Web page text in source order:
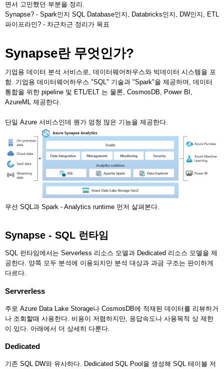
면서 고민했던 부분을 정리.
Synapse? - Spark인지 SQL Database인지, Databricks인지, DW인지, ETL
파이프라인? - 차근차근 정리가 목표
Synapse란 무엇인가?
기업용 데이터 분석 서비스로, 데이터웨어하우스와 빅데이터 시스템을 포
함. 기업용 데이터웨어하우스 "SQL" 기술과 "Spark"을 제공하며, 데이터
통합을 위한 pipeline 및 ETL/ELT 는 물론, CosmosDB, Power BI,
AzureML 제공한다.
단일 Azure 서비스인데 뭔가 엄청 많은 기능을 제공한다.
우선 SQL과 Spark - Analytics runtime 먼저 살펴본다.
Synapse - SQL 런타임
SQL 런타임에서는 Serverless 리소스 모델과 Dedicated 리소스 모델을 제
공한다. 양쪽 모두 분석에 이용되지만 분석 대상과 과금 구조는 판이하게
다르다.
Servrerless
주로 Azure Data Lake Storage나 CosmosDB에 적재된 데이터를 리뷰하거
나 조회할때 사용한다. 비용이 저렴하지만, 응답속도나 사용목적 상 제한
이 있다. 아래에서 더 상세히 다룬다.
Dedicated
기존 SQL DW와 유사하다. Dedicated SQL Pool을 생성해 SQL 테이블 저